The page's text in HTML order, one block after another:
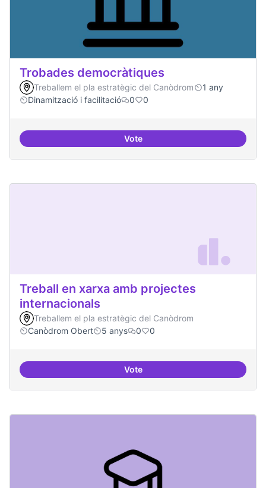
Trobades democràtiques
Treballem el pla estratègic del Canòdrom
1 any
Dinamització i facilitació
0 0
VoteTrobades democràtiques
Treball en xarxa amb projectes
internacionals
Treballem el pla estratègic del Canòdrom
Canòdrom Obert
5 anys 0 0
VoteTreball en xarxa amb projectes